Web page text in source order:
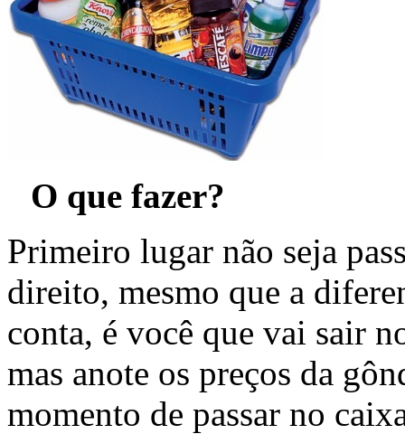
que fazer?
Primeiro lugar não seja
direito, mesmo que a
conta, é você que vai sair
mas anote os preços da
momento de passar no